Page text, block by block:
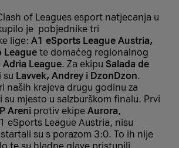
of Leagues esport natjecanja u
je pobjednike tri
lige: A1 eSports League Austria,
League te domaćeg regionalnog
Adria League. Za ekipu Salada de
su Lavvek, Andrey i DzonDzon.
naših krajeva drugu godinu za
su mjesto u salzburškom finalu. Prvi
Areni protiv ekipe Aurora,
eSports League Austria, nisu
su s porazom 3:0. To ih nije
te su hladne glave pristupili